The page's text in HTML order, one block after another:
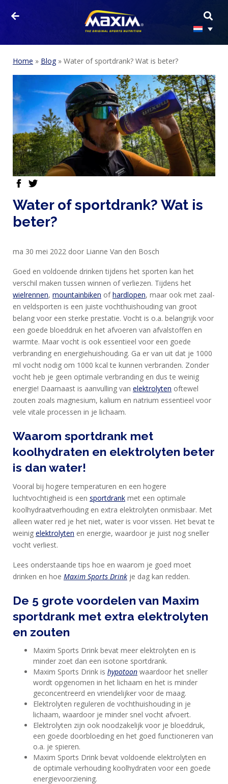
Home » Blog» Water of sportdrank? Wat is beter?
facebook
Water of sportdrank? Wat is
beter?
ma 30 mei 2022 door Lianne Van den Bosch
Goed en voldoende drinken tijdens het sporten kan het
verschil maken tussen winnen of verliezen. Tijdens het
wielrennen, mountainbiken ofhardlopen, maar ook met zaal-
en veldsporten is een juiste vochthuishouding van groot
belang voor een sterke prestatie. Vocht is o.a. belangrijk voor
een goede bloeddruk en het afvoeren van afvalstoffen en
warmte. Maar vocht is ook essentieel voor een goede
verbranding en energiehuishouding. Ga er van uit dat je 1000
ml vocht nodig om 1000 kcal te kunnen verbranden. Zonder
vocht heb je geen optimale verbranding en dus te weinig
energie! Daarnaast is aanvulling van elektrolyten oftewel
zouten zoals magnesium, kalium en natrium essentieel voor
vele vitale processen in je lichaam.
Waarom sportdrank met
koolhydraten en elektrolyten beter
is dan water!
Vooral bij hogere temperaturen en een hogere
luchtvochtigheid is een sportdrank met een optimale
koolhydraatverhouding en extra elektrolyten onmisbaar. Met
alleen water red je het niet, water is voor vissen. Het bevat te
weinig elektrolyten en energie, waardoor je juist nog sneller
vocht verliest.
Lees onderstaande tips hoe en waarom je goed moet
drinken en hoe Maxim Sports Drink je dag kan redden.
De 5 grote voordelen van Maxim
sportdrank met extra elektrolyten
en zouten
Maxim Sports Drink bevat meer elektrolyten en is
minder zoet dan een isotone sportdrank.
Maxim Sports Drink is hypotoon waardoor het sneller
wordt opgenomen in het lichaam en het is minder
geconcentreerd en vriendelijker voor de maag.
Elektrolyten reguleren de vochthuishouding in je
lichaam, waardoor je minder snel vocht afvoert.
Elektrolyten zijn ook noodzakelijk voor je bloeddruk,
een goede doorbloeding en het goed functioneren van
o.a. je spieren.
Maxim Sports Drink bevat voldoende elektrolyten en
de optimale verhouding koolhydraten voor een goede
energievoorziening.
HOME
PRODUCTEN
SPORTVOEDING
EIWITTEN
EN
SPORT
EN
DIEET
MAXIM
TRAINING
CIRKEL
MAXIM
FEEDS
BLUE
NANA
BLOG
KLANTENSERVICE